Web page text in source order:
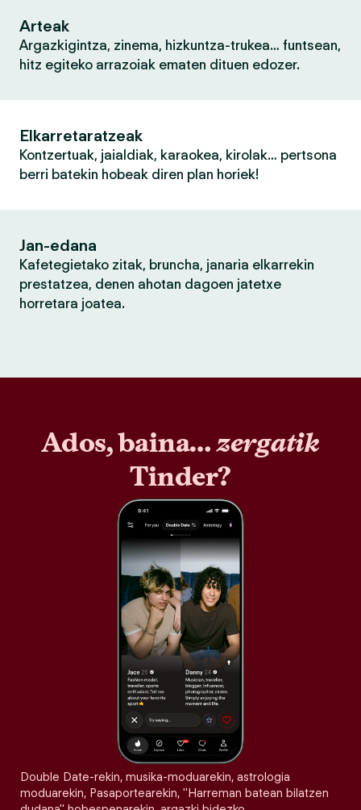
Arteak
Argazkigintza, zinema, hizkuntza-trukea… funtsean,
hitz egiteko arrazoiak ematen dituen edozer.
Elkarretaratzeak
Kontzertuak, jaialdiak, karaokea, kirolak… pertsona
berri batekin hobeak diren plan horiek!
Jan-edana
Kafetegietako zitak, bruncha, janaria elkarrekin
prestatzea, denen ahotan dagoen jatetxe
horretara joatea.
Ados, baina…zergatik
Tinder?
Double Date-rekin, musika-moduarekin, astrologia
moduarekin, Pasaportearekin, "Harreman batean bilatzen